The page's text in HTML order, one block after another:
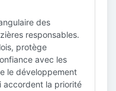
des
responsables.
protège
avec les
le développement
accordent la priorité